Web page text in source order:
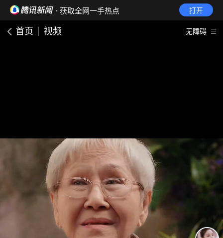
· 获取全网一手热点 打开
首页 视频 无障碍